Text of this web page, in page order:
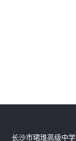
长沙市珺琟高级中学